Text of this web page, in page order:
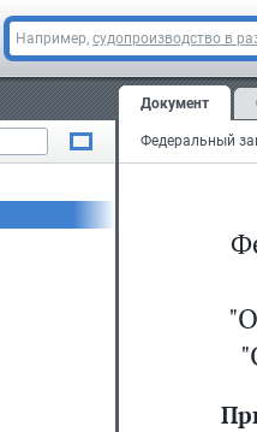
Например, судопроизводство в
Документ